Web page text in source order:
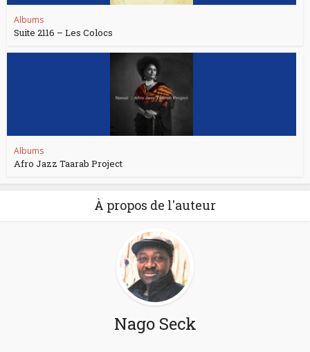
Albums
Suite 2116 – Les Colocs
Albums
Afro Jazz Taarab Project
À propos de l'auteur
Nago Seck